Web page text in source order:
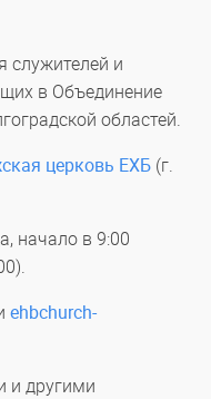
служителей и
в Объединение
областей.
церковь ЕХБ (г.
начало в 9:00
ehbchurch-
и другими